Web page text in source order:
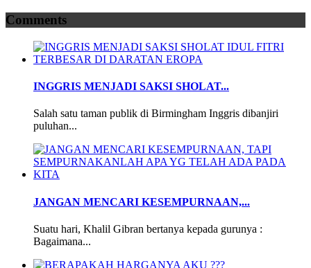
Comments
INGGRIS MENJADI SAKSI SHOLAT...
Salah satu taman publik di Birmingham Inggris dibanjiri
puluhan...
JANGAN MENCARI KESEMPURNAAN,...
Suatu hari, Khalil Gibran bertanya kepada gurunya :
Bagaimana...